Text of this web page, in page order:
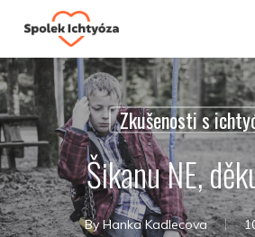
main
content
Zkušenosti s
Šikanu NE,
By Hanka Kadlecova